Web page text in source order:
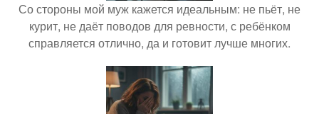
Со стороны мой муж кажется идеальным: не пьёт, не
курит, не даёт поводов для ревности, с ребёнком
справляется отлично, да и готовит лучше многих.